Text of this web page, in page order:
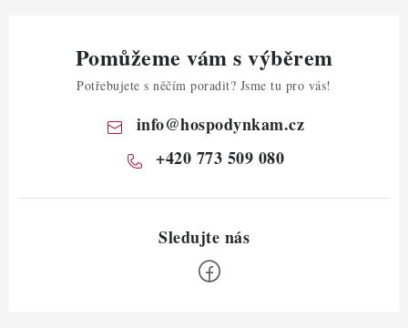
Pomůžeme vám s výběrem
Potřebujete s něčím poradit? Jsme tu pro vás!
info@hospodynkam.cz
+420 773 509 080